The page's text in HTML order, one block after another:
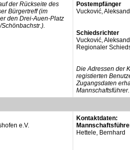
der Rückseite des
Bürgertreff (im
den Drei-Auen-Platz
Postempfänger
Vucković,
Schiedsrichter
Vucković,
Regionaler
Die Adressen der
registierten
Zugangsdaten
Mannschaftsführer.
e.V.
Kontaktdaten:
Hettele, Bernhard